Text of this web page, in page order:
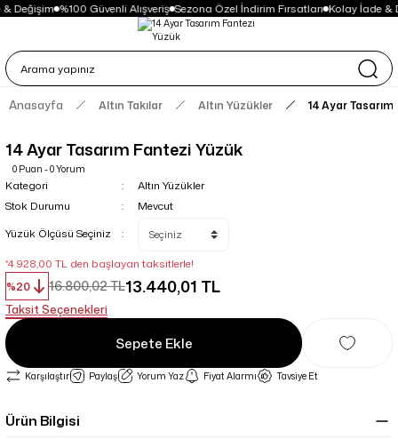
Değişim %100 Güvenli Alışveriş Sezona Özel İndirim Fırsatları Kolay İade &
Anasayfa Altın Takılar Altın Yüzükler 14 Ayar
14 Ayar Tasarım Fantezi Yüzük
0 Puan - 0 Yorum
Kategori
Altın Yüzükler
Stok Durumu
Mevcut
Yüzük Ölçüsü Seçiniz
*4.928,00 TL den başlayan taksitlerle!
%20
16.800,02 TL13.440,01 TL
Taksit Seçenekleri
Sepete Ekle
Karşılaştır Paylaş Yorum Yaz Fiyat Alarmı Tavsiye Et
Ürün Bilgisi